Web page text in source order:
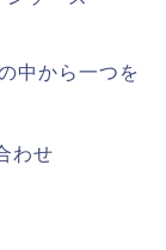
中から一つを
わせ